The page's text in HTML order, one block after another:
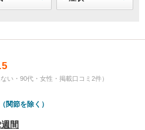
い・90代・女性・掲載口コミ2件）
関節を除く）
間